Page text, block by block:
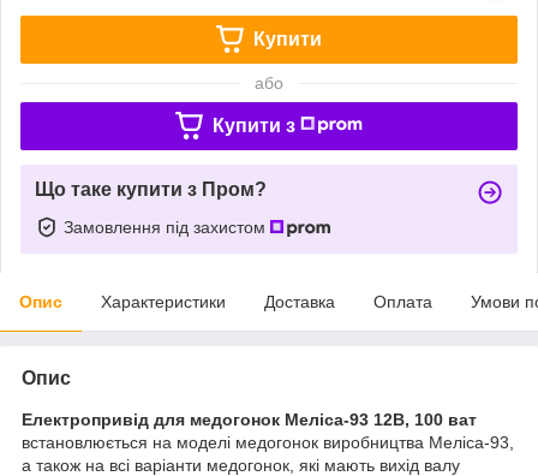
Купити
або
Купити з
Що таке купити з Пром?
Замовлення під захистом
Опис Характеристики Доставка Оплата Умови
Опис
Електропривід для медогонок Меліса-93 12В, 100 ват
встановлюється на моделі медогонок виробництва Меліса-93,
а також на всі варіанти медогонок, які мають вихід валу